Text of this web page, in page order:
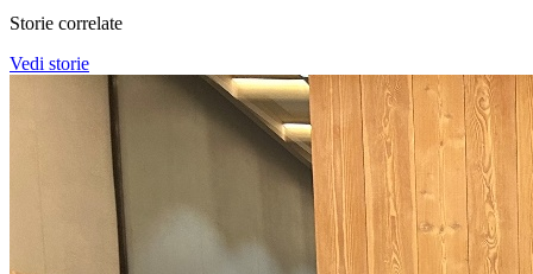
Storie correlate
Vedi storie